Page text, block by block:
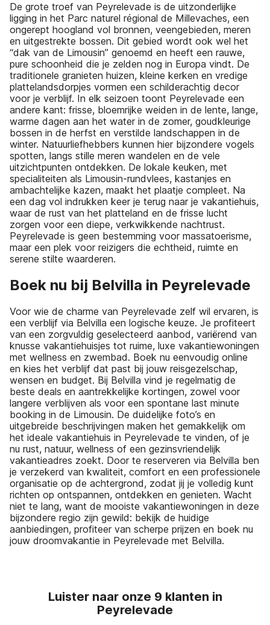
De grote troef van Peyrelevade is de uitzonderlijke
ligging in het Parc naturel régional de Millevaches, een
ongerept hoogland vol bronnen, veengebieden, meren
en uitgestrekte bossen. Dit gebied wordt ook wel het
“dak van de Limousin” genoemd en heeft een rauwe,
pure schoonheid die je zelden nog in Europa vindt. De
traditionele granieten huizen, kleine kerken en vredige
plattelandsdorpjes vormen een schilderachtig decor
voor je verblijf. In elk seizoen toont Peyrelevade een
andere kant: frisse, bloemrijke weiden in de lente, lange,
warme dagen aan het water in de zomer, goudkleurige
bossen in de herfst en verstilde landschappen in de
winter. Natuurliefhebbers kunnen hier bijzondere vogels
spotten, langs stille meren wandelen en de vele
uitzichtpunten ontdekken. De lokale keuken, met
specialiteiten als Limousin-rundvlees, kastanjes en
ambachtelijke kazen, maakt het plaatje compleet. Na
een dag vol indrukken keer je terug naar je vakantiehuis,
waar de rust van het platteland en de frisse lucht
zorgen voor een diepe, verkwikkende nachtrust.
Peyrelevade is geen bestemming voor massatoerisme,
maar een plek voor reizigers die echtheid, ruimte en
serene stilte waarderen.
Boek nu bij Belvilla in Peyrelevade
Voor wie de charme van Peyrelevade zelf wil ervaren, is
een verblijf via Belvilla een logische keuze. Je profiteert
van een zorgvuldig geselecteerd aanbod, variërend van
knusse vakantiehuisjes tot ruime, luxe vakantiewoningen
met wellness en zwembad. Boek nu eenvoudig online
en kies het verblijf dat past bij jouw reisgezelschap,
wensen en budget. Bij Belvilla vind je regelmatig de
beste deals en aantrekkelijke kortingen, zowel voor
langere verblijven als voor een spontane last minute
booking in de Limousin. De duidelijke foto’s en
uitgebreide beschrijvingen maken het gemakkelijk om
het ideale vakantiehuis in Peyrelevade te vinden, of je
nu rust, natuur, wellness of een gezinsvriendelijk
vakantieadres zoekt. Door te reserveren via Belvilla ben
je verzekerd van kwaliteit, comfort en een professionele
organisatie op de achtergrond, zodat jij je volledig kunt
richten op ontspannen, ontdekken en genieten. Wacht
niet te lang, want de mooiste vakantiewoningen in deze
bijzondere regio zijn gewild: bekijk de huidige
aanbiedingen, profiteer van scherpe prijzen en boek nu
jouw droomvakantie in Peyrelevade met Belvilla.
Luister naar onze 9 klanten in
Peyrelevade